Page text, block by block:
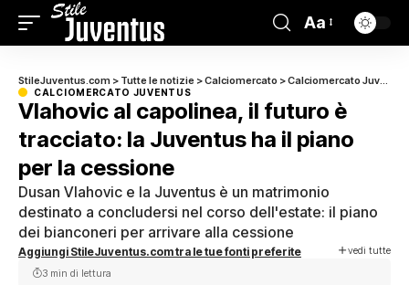
Aa
StileJuventus.com > Tutte le notizie >Calciomercato >Calciomercato Juventus
CALCIOMERCATO JUVENTUS
Vlahovic al capolinea, il futuro è
tracciato: la Juventus ha il piano
per la cessione
Dusan Vlahovic e la Juventus è un matrimonio
destinato a concludersi nel corso dell'estate: il piano
dei bianconeri per arrivare alla cessione
Aggiungi StileJuventus.com tra le tue fonti preferite vedi tutte
3 min di lettura